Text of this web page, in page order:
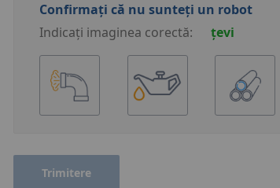
Confirmați că nu sunteți un robot
Indicați imaginea corectă:
țevi
Trimitere